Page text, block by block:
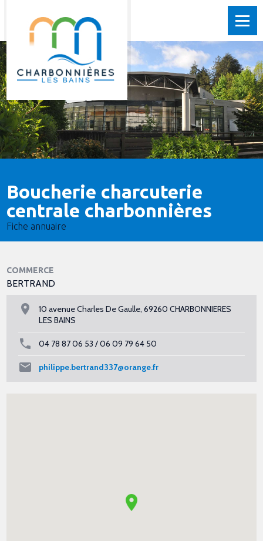
Boucherie charcuterie
centrale charbonnières
Fiche annuaire
COMMERCE
BERTRAND
10 avenue Charles De Gaulle, 69260 CHARBONNIERES
LES BAINS
04 78 87 06 53 / 06 09 79 64 50
philippe.bertrand337@orange.fr